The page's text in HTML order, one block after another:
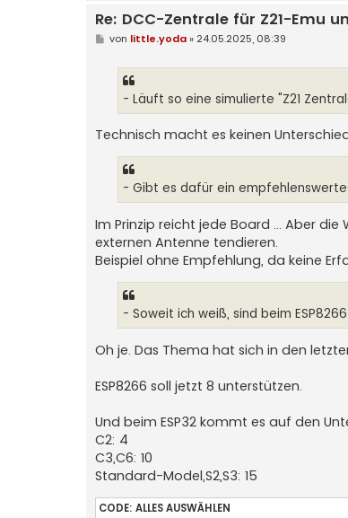
Re: DCC-Zentrale für Z21-Emu
Bvon little.yoda» 24.05.2025, 08:39
- Läuft so eine simulierte "Z21
Technisch macht es keinen
- Gibt es dafür ein
Im Prinzip reicht jede Board ... Aber
externen Antenne tendieren.
Beispiel ohne Empfehlung, da keine
- Soweit ich weiß, sind beim
Oh je. Das Thema hat sich in den
ESP8266 soll jetzt 8 unterstützen.
Und beim ESP32 kommt es auf den
C2: 4
C3,C6: 10
Standard-Model,S2,S3: 15
CODE: ALLES AUSWÄHLEN